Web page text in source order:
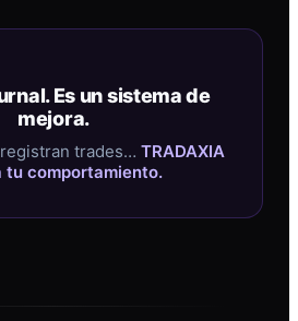
Es un sistema de
mejora.
trades… TRADAXIA
tu comportamiento.